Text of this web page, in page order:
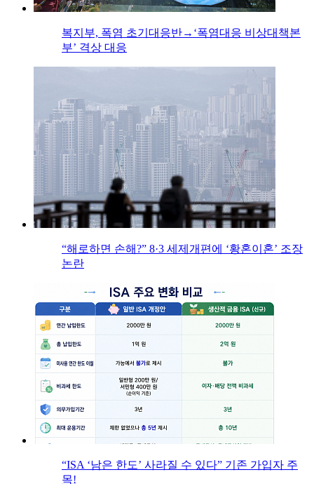
복지부, 폭염 초기대응반→‘폭염대응 비상대책본
부’ 격상 대응
“해로하면 손해?” 8·3 세제개편에 ‘황혼이혼’ 조장
논란
“ISA ‘남은 한도’ 사라질 수 있다” 기존 가입자 주
목!